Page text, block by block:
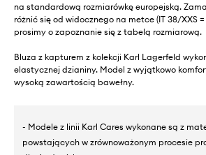
na standardową rozmiarówkę europejską.
różnić się od widocznego na metce (IT 38/XXS =
prosimy o zapoznanie się z tabelą rozmiarową.
Bluza z kapturem z kolekcji Karl Lagerfeld
elastycznej dzianiny. Model z wyjątkowo
wysoką zawartością bawełny.
- Modele z linii Karl Cares wykonane są z
powstających w zrównoważonym procesie